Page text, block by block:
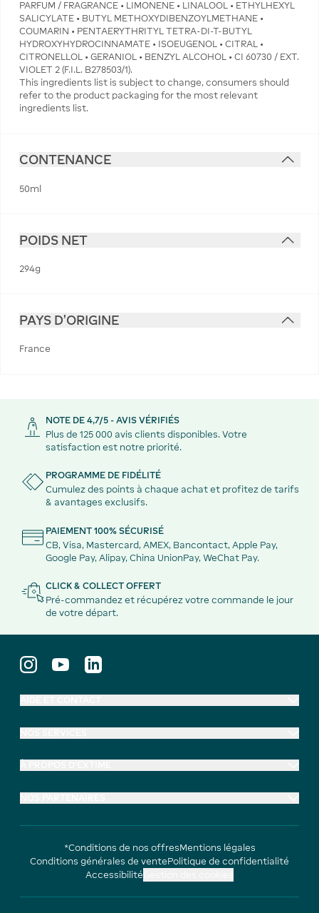
PARFUM / FRAGRANCE • LIMONENE • LINALOOL • ETHYLHEXYL
SALICYLATE • BUTYL METHOXYDIBENZOYLMETHANE •
COUMARIN • PENTAERYTHRITYL TETRA-DI-T-BUTYL
HYDROXYHYDROCINNAMATE • ISOEUGENOL • CITRAL •
CITRONELLOL • GERANIOL • BENZYL ALCOHOL • CI 60730 / EXT.
VIOLET 2 (F.I.L. B278503/1).
This ingredients list is subject to change, consumers should
refer to the product packaging for the most relevant
ingredients list.
CONTENANCE
50ml
POIDS NET
294g
PAYS D'ORIGINE
France
NOTE DE 4,7/5 - AVIS VÉRIFIÉS
Plus de 125 000 avis clients disponibles. Votre
satisfaction est notre priorité.
PROGRAMME DE FIDÉLITÉ
Cumulez des points à chaque achat et profitez de tarifs
& avantages exclusifs.
PAIEMENT 100% SÉCURISÉ
CB, Visa, Mastercard, AMEX, Bancontact, Apple Pay,
Google Pay, Alipay, China UnionPay, WeChat Pay.
CLICK & COLLECT OFFERT
Pré-commandez et récupérez votre commande le jour
de votre départ.
*Conditions de nos offresMentions légales
Conditions générales de ventePolitique de confidentialité
Accessibilité